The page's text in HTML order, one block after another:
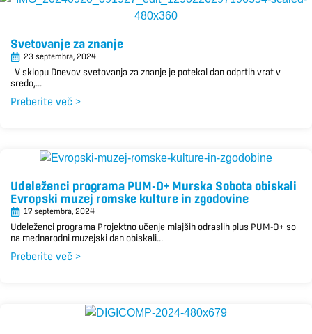
Svetovanje za znanje
23 septembra, 2024
V sklopu Dnevov svetovanja za znanje je potekal dan odprtih vrat v
sredo,...
Preberite več >
Udeleženci programa PUM-O+ Murska Sobota obiskali
Evropski muzej romske kulture in zgodovine
17 septembra, 2024
Udeleženci programa Projektno učenje mlajših odraslih plus PUM-O+ so
na mednarodni muzejski dan obiskali...
Preberite več >